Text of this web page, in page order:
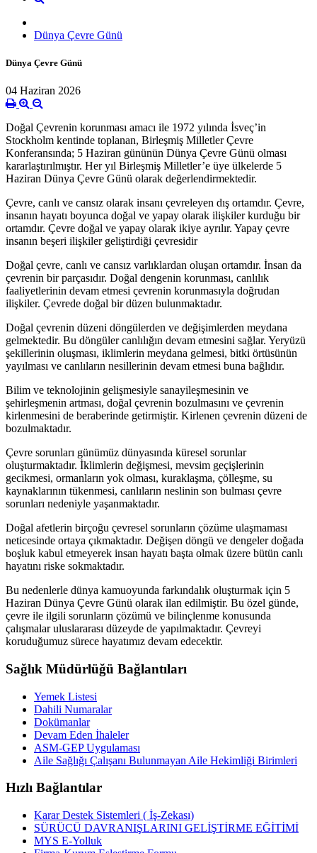
Dünya Çevre Günü
Dünya Çevre Günü
04 Haziran 2026
Doğal Çevrenin korunması amacı ile 1972 yılında İsveç’in
Stockholm kentinde toplanan, Birleşmiş Milletler Çevre
Konferansında; 5 Haziran gününün Dünya Çevre Günü olması
kararlaştırılmıştır. Her yıl Birleşmiş Milletler’e üye ülkelerde 5
Haziran Dünya Çevre Günü olarak değerlendirmektedir.
Çevre, canlı ve cansız olarak insanı çevreleyen dış ortamdır. Çevre,
insanın hayatı boyunca doğal ve yapay olarak ilişkiler kurduğu bir
ortamdır. Çevre doğal ve yapay olarak ikiye ayrılır. Yapay çevre
insanın beşeri ilişkiler geliştirdiği çevresidir
Doğal çevre, canlı ve cansız varlıklardan oluşan ortamdır. İnsan da
çevrenin bir parçasıdır. Doğal dengenin korunması, canlılık
faaliyetlerinin devam etmesi çevrenin korunmasıyla doğrudan
ilişkiler. Çevrede doğal bir düzen bulunmaktadır.
Doğal çevrenin düzeni döngülerden ve değişimlerden meydana
gelmektedir. Bu döngüler canlılığın devam etmesini sağlar. Yeryüzü
şekillerinin oluşması, iklimlerin meydana gelmesi, bitki örtüsünün
yayılması ve canlıların nesillerinin devam etmesi buna bağlıdır.
Bilim ve teknolojinin gelişmesiyle sanayileşmesinin ve
şehirleşmenin artması, doğal çevrenin bozulmasını ve çevrenin
kirlenmesini de beraberinde getirmiştir. Kirlenen çevrenin düzeni de
bozulmaktadır.
Çevre sorunları günümüz dünyasında küresel sorunlar
oluşturmaktadır. İklimlerin değişmesi, mevsim geçişlerinin
gecikmesi, ormanların yok olması, kuraklaşma, çölleşme, su
kaynaklarının tükenmesi, canlıların neslinin son bulması çevre
sorunları nedeniyle yaşanmaktadır.
Doğal afetlerin birçoğu çevresel sorunların çözüme ulaşmaması
neticesinde ortaya çıkmaktadır. Değişen döngü ve dengeler doğada
boşluk kabul etmeyerek insan hayatı başta olmak üzere bütün canlı
hayatını riske sokmaktadır.
Bu nedenlerle dünya kamuoyunda farkındalık oluşturmak için 5
Haziran Dünya Çevre Günü olarak ilan edilmiştir. Bu özel günde,
çevre ile ilgili sorunların çözümü ve bilinçlenme konusunda
çalışmalar uluslararası düzeyde de yapılmaktadır. Çevreyi
koruduğumuz sürece hayatımız devam edecektir.
Sağlık Müdürlüğü Bağlantıları
Yemek Listesi
Dahili Numaralar
Dokümanlar
Devam Eden İhaleler
ASM-GEP Uygulaması
Aile Sağlığı Çalışanı Bulunmayan Aile Hekimliği Birimleri
Hızlı Bağlantılar
Karar Destek Sistemleri ( İş-Zekası)
SÜRÜCÜ DAVRANIŞLARINI GELİŞTİRME EĞİTİMİ
MYS E-Yolluk